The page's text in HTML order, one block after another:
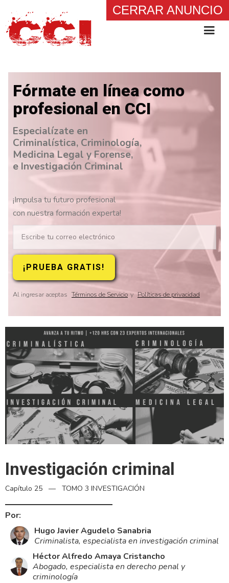
Fórmate en línea como
profesional en CCI
Especialízate en
Criminalística, Criminología,
Medicina Legal y Forense,
e Investigación Criminal
¡Impulsa tu futuro profesional
con nuestra formación experta!
Al ingresar aceptas Términos de Servicio y Políticas de privacidad
Investigación criminal
Capítulo 25 — TOMO 3 INVESTIGACIÓN
Por:
Hugo Javier Agudelo Sanabria
Criminalista, especialista en investigación criminal
Héctor Alfredo Amaya Cristancho
Abogado, especialista en derecho penal y
criminologí­a
CERRAR ANUNCIO